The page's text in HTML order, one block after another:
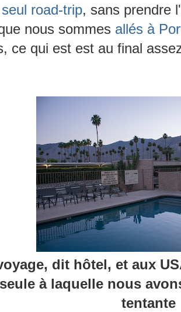
road-trip, sans prendre
nous sommes allés à
ce qui est est au final
dit hôtel, et aux
à laquelle nous
tentante